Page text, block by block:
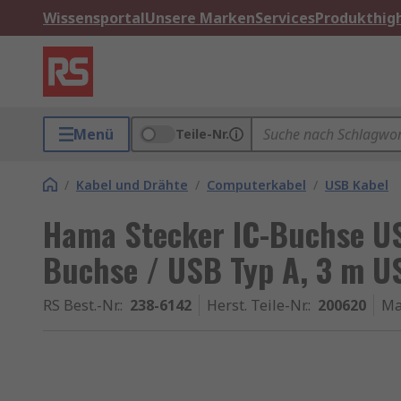
WissensportalUnsere MarkenServices
Menü Teile-Nr.
/ Kabel und Drähte / Computerkabel / USB Kabel
Hama Stecker IC-Buchse
Buchse / USB Typ A, 3 m
RS Best.-Nr.: 238-6142 Herst. Teile-Nr.: 200620